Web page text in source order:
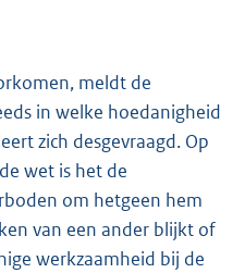
meldt de
in welke hoedanigheid
zich desgevraagd. Op
wet is het de
om hetgeen hem
van een ander blijkt of
werkzaamheid bij de